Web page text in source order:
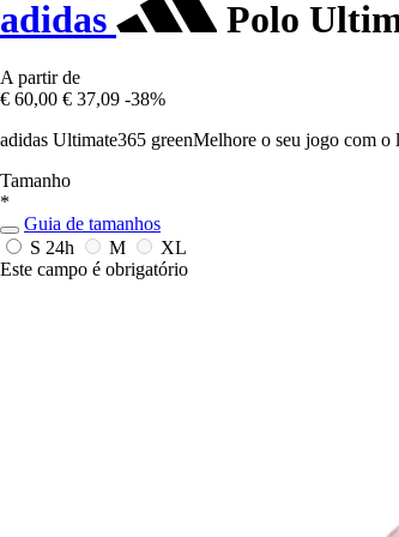
adidas Polo
A partir de
€ 60,00 € 37,09 -38%
adidas Ultimate365 greenMelhore o seu jogo com
Tamanho
*
Guia de tamanhos
S 24h M
XL
Este campo é obrigatório